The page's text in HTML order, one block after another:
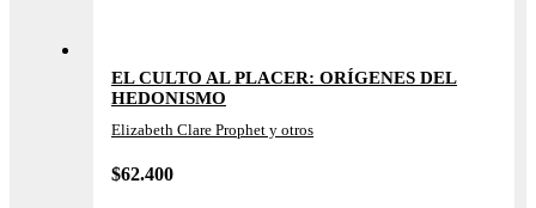
EL CULTO AL PLACER: ORÍGENES DEL
HEDONISMO
Elizabeth Clare Prophet y otros
$62.400